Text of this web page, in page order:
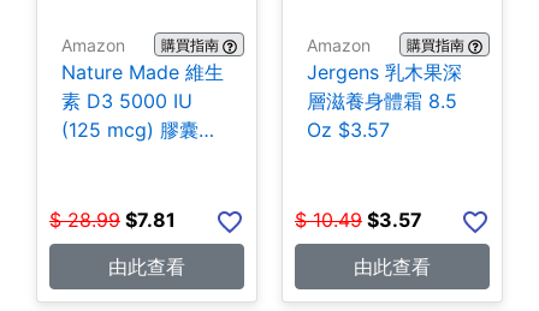
Amazon 購買指南
Nature Made 維生
素 D3 5000 IU
(125 mcg) 膠囊
$ 28.99 $7.81
由此查看
Amazon 購買指南
Jergens 乳木果深
層滋養身體霜 8.5
Oz $3.57
$ 10.49 $3.57
由此查看